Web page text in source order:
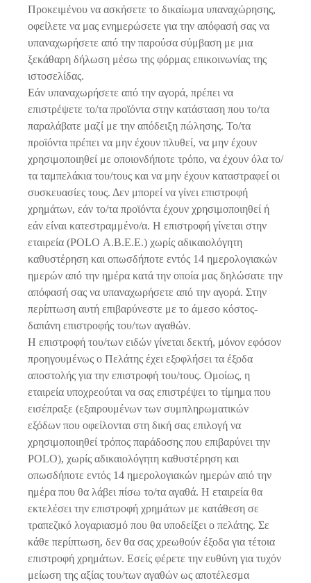
Προκειμένου να ασκήσετε το δικαίωμα υπαναχώρησης,
οφείλετε να μας ενημερώσετε για την απόφασή σας να
υπαναχωρήσετε από την παρούσα σύμβαση με μια
ξεκάθαρη δήλωση μέσω της φόρμας επικοινωνίας της
ιστοσελίδας.
Εάν υπαναχωρήσετε από την αγορά, πρέπει να
επιστρέψετε το/τα προϊόντα στην κατάσταση που το/τα
παραλάβατε μαζί με την απόδειξη πώλησης. Το/τα
προϊόντα πρέπει να μην έχουν πλυθεί, να μην έχουν
χρησιμοποιηθεί με οποιονδήποτε τρόπο, να έχουν όλα το/
τα ταμπελάκια του/τους και να μην έχουν καταστραφεί οι
συσκευασίες τους. Δεν μπορεί να γίνει επιστροφή
χρημάτων, εάν το/τα προϊόντα έχουν χρησιμοποιηθεί ή
εάν είναι κατεστραμμένο/α. Η επιστροφή γίνεται στην
εταιρεία (POLO Α.Β.Ε.Ε.) χωρίς αδικαιολόγητη
καθυστέρηση και οπωσδήποτε εντός 14 ημερολογιακών
ημερών από την ημέρα κατά την οποία μας δηλώσατε την
απόφασή σας να υπαναχωρήσετε από την αγορά. Στην
περίπτωση αυτή επιβαρύνεστε με το άμεσο κόστος-
δαπάνη επιστροφής του/των αγαθών.
Η επιστροφή του/των ειδών γίνεται δεκτή, μόνον εφόσον
προηγουμένως ο Πελάτης έχει εξοφλήσει τα έξοδα
αποστολής για την επιστροφή του/τους. Ομοίως, η
εταιρεία υποχρεούται να σας επιστρέψει το τίμημα που
εισέπραξε (εξαιρουμένων των συμπληρωματικών
εξόδων που οφείλονται στη δική σας επιλογή να
χρησιμοποιηθεί τρόπος παράδοσης που επιβαρύνει την
POLO), χωρίς αδικαιολόγητη καθυστέρηση και
οπωσδήποτε εντός 14 ημερολογιακών ημερών από την
ημέρα που θα λάβει πίσω το/τα αγαθά. Η εταιρεία θα
εκτελέσει την επιστροφή χρημάτων με κατάθεση σε
τραπεζικό λογαριασμό που θα υποδείξει ο πελάτης. Σε
κάθε περίπτωση, δεν θα σας χρεωθούν έξοδα για τέτοια
επιστροφή χρημάτων. Εσείς φέρετε την ευθύνη για τυχόν
μείωση της αξίας του/των αγαθών ως αποτέλεσμα